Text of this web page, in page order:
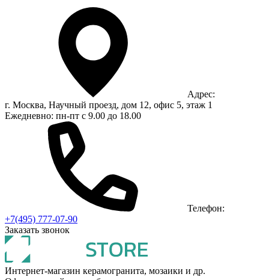
Адрес:
г. Москва, Научный проезд, дом 12, офис 5, этаж 1
Ежедневно: пн-пт с 9.00 до 18.00
Телефон:
+7(495) 777-07-90
Заказать звонок
Интернет-магазин керамогранита, мозаики и др.